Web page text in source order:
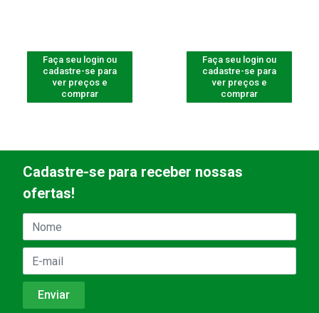
Faça seu login ou
cadastre-se para
ver preços e
comprar
Faça seu login ou
cadastre-se para
ver preços e
comprar
Cadastre-se para receber nossas
ofertas!